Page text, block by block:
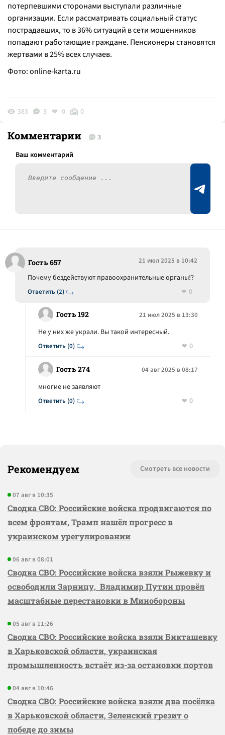
потерпевшими сторонами выступали различные
организации. Если рассматривать социальный статус
пострадавших, то в 36% ситуаций в сети мошенников
попадают работающие граждане. Пенсионеры становятся
жертвами в 25% всех случаев.
Фото:online-karta.ru
383 3 0 0
Комментарии 3
Гость 657 21 июл 2025 в 10:42
Ответить (2)
Почему бездействуют правоохранительные органы!?
0
Гость 192 21 июл 2025 в 13:30
Ответить (0)
Не у них же украли. Вы такой интересный.
0
Гость 274 04 авг 2025 в 08:17
Ответить (0)
многие не заявляют
0
Рекомендуем Смотреть все новости
07 авг в 10:35
Сводка СВО: Российские войска продвигаются по
всем фронтам, Трамп нашёл прогресс в
украинском урегулировании
06 авг в 08:01
Сводка СВО: Российские войска взяли Рыжевку и
освободили Зарницу, Владимир Путин провёл
масштабные перестановки в Минобороны
05 авг в 11:26
Сводка СВО: Российские войска взяли Бикташевку
в Харьковской области, украинская
промышленность встаёт из-за остановки портов
04 авг в 10:46
Сводка СВО: Российские войска взяли два посёлка
в Харьковской области, Зеленский грезит о
победе до зимы